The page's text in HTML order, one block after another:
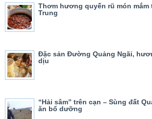
Thơm hương quyến rũ món
Trung
Đặc sản Đường Quảng Ngãi,
dịu
“Hải sâm” trên cạn – Sùng đất
ăn bổ dưỡng